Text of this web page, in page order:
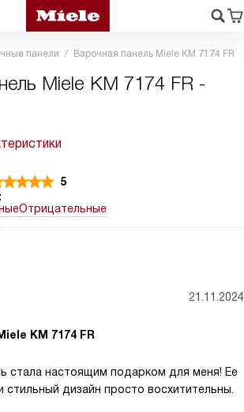
панели Варочная панель Miele KM 7174 FR
Miele KM 7174 FR -
5
Отрицательные
21.11.2024
KM 7174 FR
стала настоящим подарком для меня! Ее
стильный дизайн просто восхитительны.